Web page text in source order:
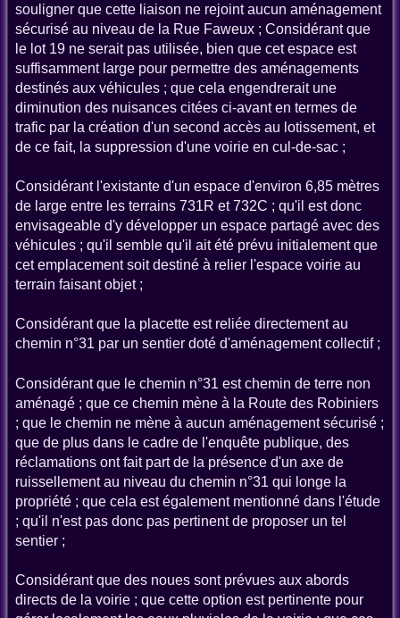
souligner que cette liaison ne rejoint aucun aménagement
sécurisé au niveau de la Rue Faweux ; Considérant que
le lot 19 ne serait pas utilisée, bien que cet espace est
suffisamment large pour permettre des aménagements
destinés aux véhicules ; que cela engendrerait une
diminution des nuisances citées ci-avant en termes de
trafic par la création d'un second accès au lotissement, et
de ce fait, la suppression d'une voirie en cul-de-sac ;
Considérant l'existante d'un espace d'environ 6,85 mètres
de large entre les terrains 731R et 732C ; qu'il est donc
envisageable d'y développer un espace partagé avec des
véhicules ; qu'il semble qu'il ait été prévu initialement que
cet emplacement soit destiné à relier l'espace voirie au
terrain faisant objet ;
Considérant que la placette est reliée directement au
chemin n°31 par un sentier doté d'aménagement collectif ;
Considérant que le chemin n°31 est chemin de terre non
aménagé ; que ce chemin mène à la Route des Robiniers
; que le chemin ne mène à aucun aménagement sécurisé ;
que de plus dans le cadre de l'enquête publique, des
réclamations ont fait part de la présence d'un axe de
ruissellement au niveau du chemin n°31 qui longe la
propriété ; que cela est également mentionné dans l'étude
; qu'il n'est pas donc pas pertinent de proposer un tel
sentier ;
Considérant que des noues sont prévues aux abords
directs de la voirie ; que cette option est pertinente pour